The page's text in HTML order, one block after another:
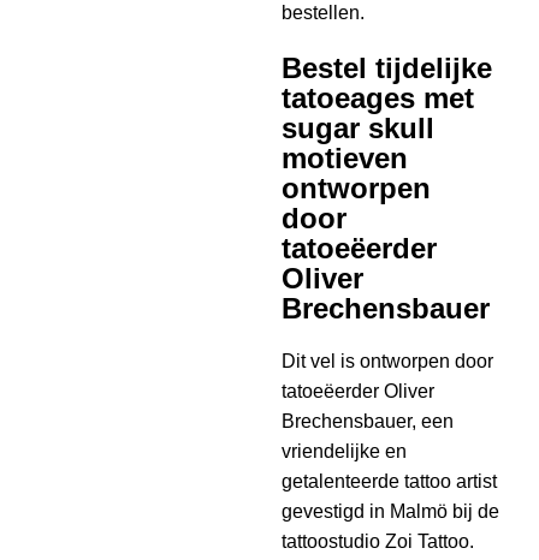
bestellen.
Bestel tijdelijke
tatoeages met
sugar skull
motieven
ontworpen
door
tatoeëerder
Oliver
Brechensbauer
Dit vel is ontworpen door
tatoeëerder Oliver
Brechensbauer, een
vriendelijke en
getalenteerde tattoo artist
gevestigd in Malmö bij de
tattoostudio Zoi Tattoo.